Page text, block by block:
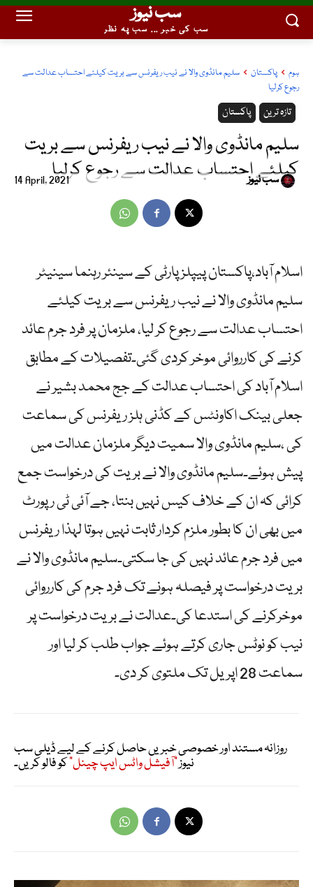
سب نیوز
سب کی خبر ... سب پہ نظر
ہوم پاکستان
سلیم مانڈوی والا نے نیب ریفرنس سے بریت کیلئے احتساب عدالت سے
رجوع کرلیا
پاکستان تازہ ترین
سلیم مانڈوی والا نے نیب ریفرنس سے بریت
کیلئے احتساب عدالت سے رجوع کرلیا14 April, 2021 سب نیوز
اسلام آباد،پاکستان پیپلزپارٹی کے سینئر رہنما سینیٹر
سلیم مانڈوی والا نے نیب ریفرنس سے بریت کیلئے
احتساب عدالت سے رجوع کر لیا، ملزمان پر فرد جرم عائد
کرنے کی کارروائی موخر کردی گئی۔تفصیلات کے مطابق
اسلام آباد کی احتساب عدالت کے جج محمد بشیر نے
جعلی بینک اکاونٹس کے کڈنی ہلز ریفرنس کی سماعت
کی ،سلیم مانڈوی والا سمیت دیگر ملزمان عدالت میں
پیش ہوئے۔سلیم مانڈوی والا نے بریت کی درخواست جمع
کرائی کہ ان کے خلاف کیس نہیں بنتا، جے آئی ٹی رپورٹ
میں بھی ان کا بطور ملزم کردار ثابت نہیں ہوتا لہذا ریفرنس
میں فرد جرم عائد نہیں کی جا سکتی۔سلیم مانڈوی والا نے
بریت درخواست پر فیصلہ ہونے تک فرد جرم کی کارروائی
موخرکرنے کی استدعا کی۔عدالت نے بریت درخواست پر
نیب کو نوٹس جاری کرتے ہوئے جواب طلب کر لیا اور
سماعت 28 اپریل تک ملتوی کر دی۔
روزانہ مستند اور خصوصی خبریں حاصل کرنے کے لیے ڈیلی سب
نیوز"آفیشل واٹس ایپ چینل"کو فالو کریں۔